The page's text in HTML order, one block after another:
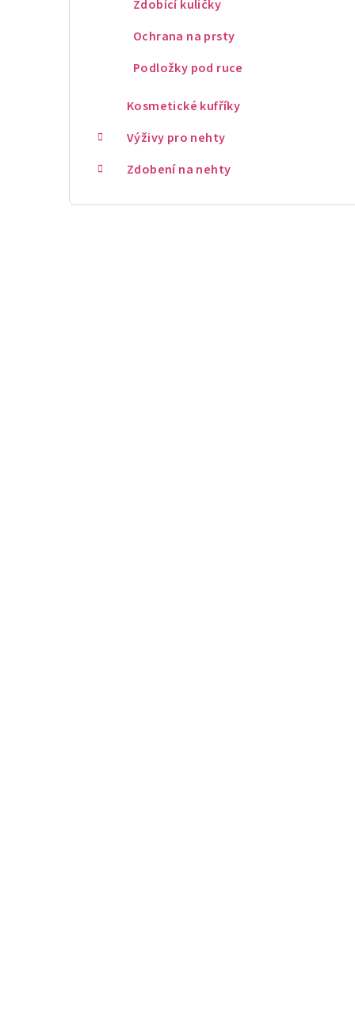
Zdobící kuličky
Ochrana na prsty
Podložky pod ruce
Kosmetické kufříky
Výživy pro nehty
Zdobení na nehty